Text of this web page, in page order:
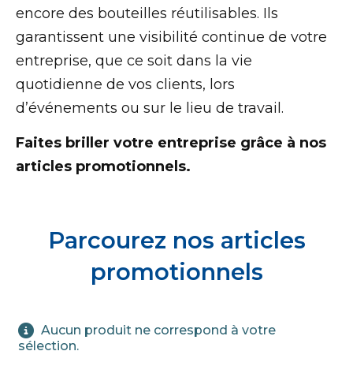
encore des bouteilles réutilisables. Ils
garantissent une visibilité continue de votre
entreprise, que ce soit dans la vie
quotidienne de vos clients, lors
d’événements ou sur le lieu de travail.
Faites briller votre entreprise grâce à nos
articles promotionnels.
Parcourez nos articles
promotionnels
Aucun produit ne correspond à votre
sélection.